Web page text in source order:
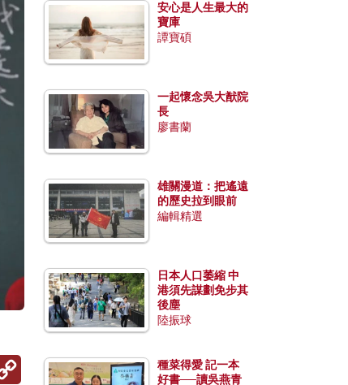
Copy
安心是人生最大的
寶庫
譚寶碩
一起懷念吳大猷院
長
廖書蘭
雄關漫道：把遙遠
的歷史拉到眼前
編輯精選
日本人口萎縮 中
港須先謀劃免步其
後塵
陸振球
種菜得愛 記一本
好書──讀吳燕青